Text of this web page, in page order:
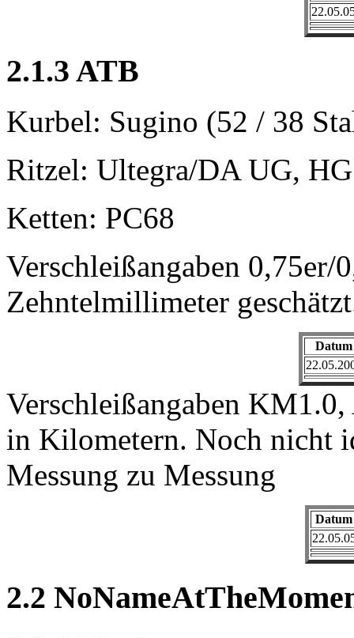
2.1.3 ATB
Kurbel: Sugino (52 / 38
Ritzel: Ultegra/DA UG, HG
Ketten: PC68
Verschleißangaben 0,75er/
Zehntelmillimeter
Datum
Verschleißangaben
in Kilometern. Noch nicht
Messung zu Messung
Datum
2.2